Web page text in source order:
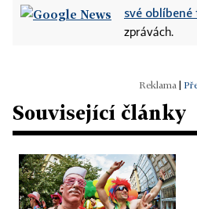
své
zprávách.
Související články